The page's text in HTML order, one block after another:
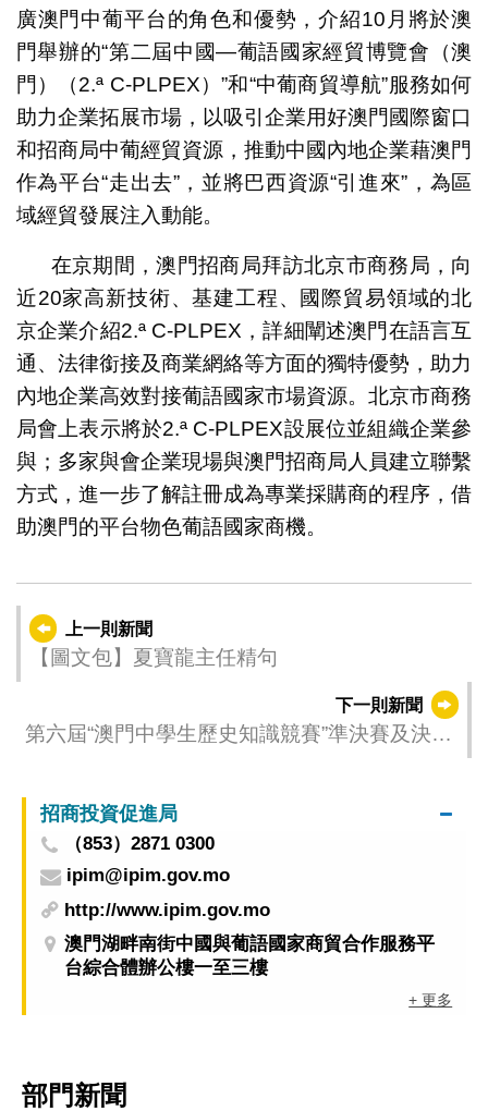
廣澳門中葡平台的角色和優勢，介紹10月將於澳
門舉辦的“第二屆中國—葡語國家經貿博覽會（澳
門）（2.ª C-PLPEX）”和“中葡商貿導航”服務如何
助力企業拓展市場，以吸引企業用好澳門國際窗口
和招商局中葡經貿資源，推動中國內地企業藉澳門
作為平台“走出去”，並將巴西資源“引進來”，為區
域經貿發展注入動能。
在京期間，澳門招商局拜訪北京市商務局，向
近20家高新技術、基建工程、國際貿易領域的北
京企業介紹2.ª C-PLPEX，詳細闡述澳門在語言互
通、法律銜接及商業網絡等方面的獨特優勢，助力
內地企業高效對接葡語國家市場資源。北京市商務
局會上表示將於2.ª C-PLPEX設展位並組織企業參
與；多家與會企業現場與澳門招商局人員建立聯繫
方式，進一步了解註冊成為專業採購商的程序，借
助澳門的平台物色葡語國家商機。
上一則新聞
【圖文包】夏寶龍主任精句
下一則新聞
第六屆“澳門中學生歷史知識競賽”準決賽及決賽
招商投資促進局
（853）2871 0300
ipim@ipim.gov.mo
http://www.ipim.gov.mo
澳門湖畔南街中國與葡語國家商貿合作服務平
台綜合體辦公樓一至三樓
+ 更多
部門新聞